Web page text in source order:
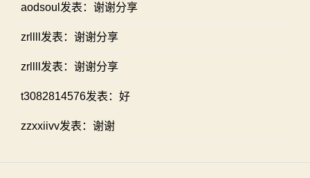
aodsoul发表：谢谢分享
zrllll发表：谢谢分享
zrllll发表：谢谢分享
t3082814576发表：好
zzxxiivv发表：谢谢